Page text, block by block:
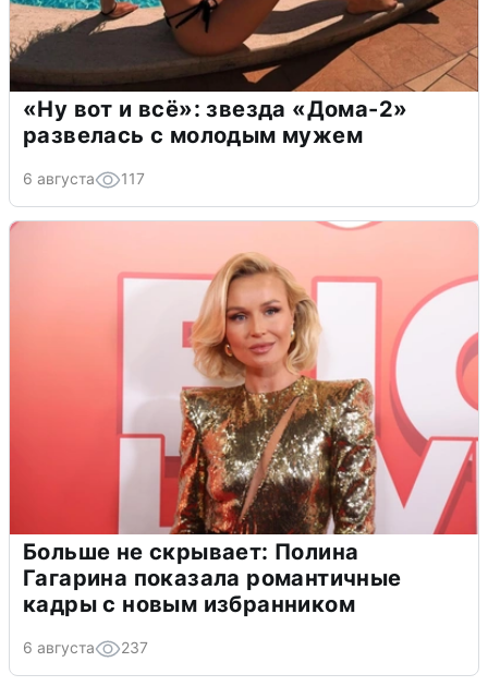
«Ну вот и всё»: звезда «Дома-2»
развелась с молодым мужем
6 августа 117
Больше не скрывает: Полина
Гагарина показала романтичные
кадры с новым избранником
6 августа 237